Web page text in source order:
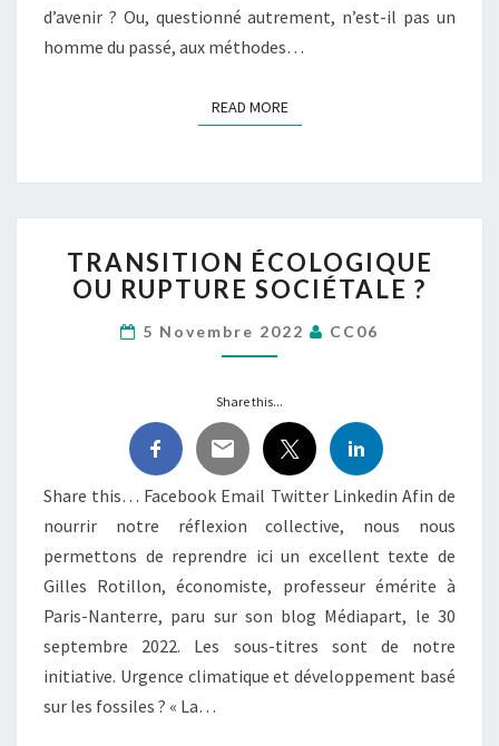
d’avenir ? Ou, questionné autrement, n’est-il pas un
homme du passé, aux méthodes…
READ MOREREAD MORE
ÉCOLOGIQUE
OU
SOCIÉTALE
?
TRANSITION ÉCOLOGIQUE
OU RUPTURE SOCIÉTALE ?
5 Novembre 2022 CC06
Share this...
Share this… Facebook Email Twitter Linkedin Afin de
nourrir notre réflexion collective, nous nous
permettons de reprendre ici un excellent texte de
Gilles Rotillon, économiste, professeur émérite à
Paris-Nanterre, paru sur son blog Médiapart, le 30
septembre 2022. Les sous-titres sont de notre
initiative. Urgence climatique et développement basé
sur les fossiles ? « La…